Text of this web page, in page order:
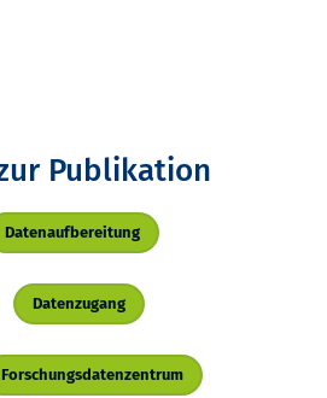
Publikation
Datenaufbereitung
Datenzugang
Forschungsdatenzentrum